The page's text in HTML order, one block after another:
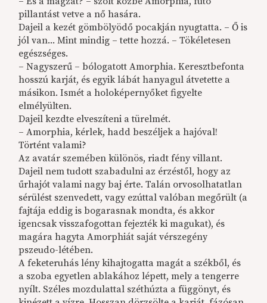
pillantást vetve a nő hasára.
Dajeil a kezét gömbölyödő pocakján nyugtatta. – Ő is
jól van... Mint mindig – tette hozzá. – Tökéletesen
egészséges.
– Nagyszerű – bólogatott Amorphia. Keresztbefonta
hosszú karját, és egyik lábát hanyagul átvetette a
másikon. Ismét a holoképernyőket figyelte
elmélyülten.
Dajeil kezdte elveszíteni a türelmét.
– Amorphia, kérlek, hadd beszéljek a hajóval!
Történt valami?
Az avatár szemében különös, riadt fény villant.
Dajeil nem tudott szabadulni az érzéstől, hogy az
űrhajót valami nagy baj érte. Talán orvosolhatatlan
sérülést szenvedett, vagy ezúttal valóban megőrült (a
fajtája eddig is bogarasnak mondta, és akkor
igencsak visszafogottan fejezték ki magukat), és
magára hagyta Amorphiát saját vérszegény
pszeudo-létében.
A feketeruhás lény kihajtogatta magát a székből, és
a szoba egyetlen ablakához lépett, mely a tengerre
nyílt. Széles mozdulattal széthúzta a függönyt, és